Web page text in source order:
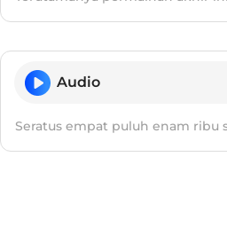
Audio
Seratus empat puluh enam ribu